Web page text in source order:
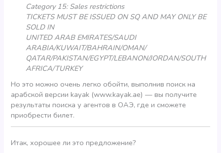
Category 15: Sales restrictions
TICKETS MUST BE ISSUED ON SQ AND MAY ONLY BE
SOLD IN
UNITED ARAB EMIRATES/SAUDI
ARABIA/KUWAIT/BAHRAIN/OMAN/
QATAR/PAKISTAN/EGYPT/LEBANON/JORDAN/SOUTH
AFRICA/TURKEY
Но это можно очень легко обойти, выполнив поиск на
арабской версии kayak (www.kayak.ae) — вы получите
результаты поиска у агентов в ОАЭ, где и сможете
приобрести билет.
Итак, хорошее ли это предложение?